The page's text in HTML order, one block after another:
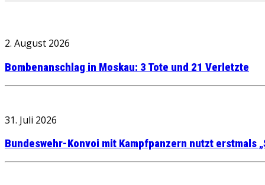
2. August 2026
Bombenanschlag in Moskau: 3 Tote und 21 Verletzte
31. Juli 2026
Bundeswehr-Konvoi mit Kampfpanzern nutzt erstmals